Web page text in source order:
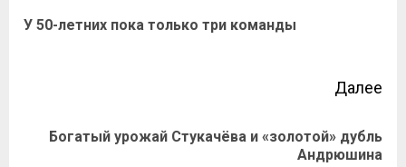
У 50-летних пока только три команды
Далее
Богатый урожай Стукачёва и «золотой» дубль
Андрюшина